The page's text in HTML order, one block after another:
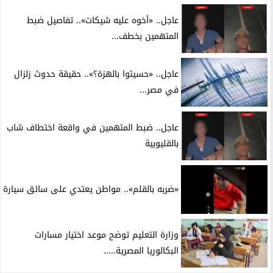
عاجل.. «أخوه عليه شيكات».. تفاصيل ضبط
المتهمين بخطف...
عاجل.. «حسيتوا بالهزة؟».. حقيقة حدوث زلزال
في مصر...
عاجل.. ضبط المتهمين في واقعة اختطاف شاب
بالقليوبية
«ضربه بالقلم».. مواطن يعتدي على سائق سيارة
وزارة التعليم توضح موعد اختيار مسارات
البكالوريا المصرية.....